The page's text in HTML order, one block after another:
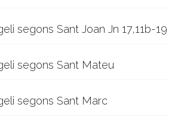
segons Sant Joan Jn 17,11b-19
segons Sant Mateu
segons Sant Marc